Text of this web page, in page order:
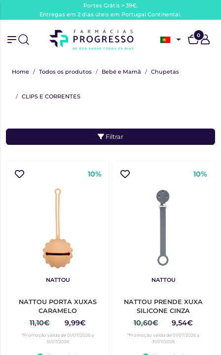
Portes Grátis > 39€.
Entregas em 2 dias úteis em Portugal Continental.
0
Home Todos os produtos Bebé e Mamã Chupetas
CLIPS E CORRENTES
Filtrar
10%
NATTOU
NATTOU PORTA XUXAS
CARAMELO
11,10€ 9,99€
*Promoção válida de 01/07/2026 a
31/07/2026
10%
NATTOU
NATTOU PRENDE XUXA
SILICONE CINZA
10,60€ 9,54€
*Promoção válida de 01/07/2026 a
31/07/2026